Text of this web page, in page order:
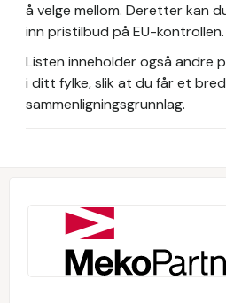
å velge mellom. Deretter kan
inn pristilbud på EU-kontrollen.
Listen inneholder også andre
i ditt fylke, slik at du får et
sammenligningsgrunnlag.